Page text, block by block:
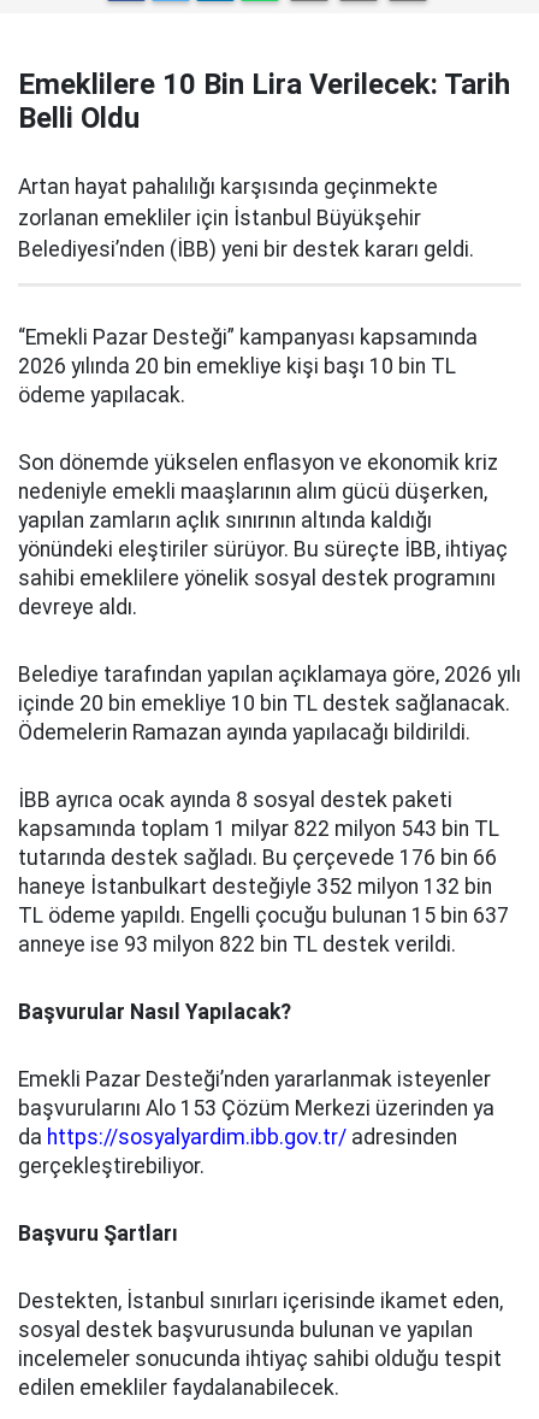
Emeklilere 10 Bin Lira Verilecek: Tarih
Belli Oldu
Artan hayat pahalılığı karşısında geçinmekte
zorlanan emekliler için İstanbul Büyükşehir
Belediyesi’nden (İBB) yeni bir destek kararı geldi.
“Emekli Pazar Desteği” kampanyası kapsamında
2026 yılında 20 bin emekliye kişi başı 10 bin TL
ödeme yapılacak.
Son dönemde yükselen enflasyon ve ekonomik kriz
nedeniyle emekli maaşlarının alım gücü düşerken,
yapılan zamların açlık sınırının altında kaldığı
yönündeki eleştiriler sürüyor. Bu süreçte İBB, ihtiyaç
sahibi emeklilere yönelik sosyal destek programını
devreye aldı.
Belediye tarafından yapılan açıklamaya göre, 2026 yılı
içinde 20 bin emekliye 10 bin TL destek sağlanacak.
Ödemelerin Ramazan ayında yapılacağı bildirildi.
İBB ayrıca ocak ayında 8 sosyal destek paketi
kapsamında toplam 1 milyar 822 milyon 543 bin TL
tutarında destek sağladı. Bu çerçevede 176 bin 66
haneye İstanbulkart desteğiyle 352 milyon 132 bin
TL ödeme yapıldı. Engelli çocuğu bulunan 15 bin 637
anneye ise 93 milyon 822 bin TL destek verildi.
Başvurular Nasıl Yapılacak?
Emekli Pazar Desteği’nden yararlanmak isteyenler
başvurularını Alo 153 Çözüm Merkezi üzerinden ya
da https://sosyalyardim.ibb.gov.tr/ adresinden
gerçekleştirebiliyor.
Başvuru Şartları
Destekten, İstanbul sınırları içerisinde ikamet eden,
sosyal destek başvurusunda bulunan ve yapılan
incelemeler sonucunda ihtiyaç sahibi olduğu tespit
edilen emekliler faydalanabilecek.